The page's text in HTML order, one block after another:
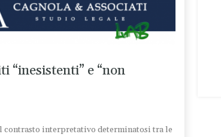
“inesistenti” e “non
contrasto interpretativo determinatosi tra le